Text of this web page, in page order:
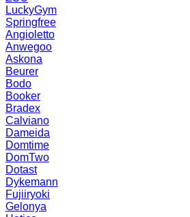
LuckyGym
Springfree
Angioletto
Anwegoo
Askona
Beurer
Bodo
Booker
Bradex
Calviano
Dameida
Domtime
DomTwo
Dotast
Dykemann
Fujiiryoki
Gelonya